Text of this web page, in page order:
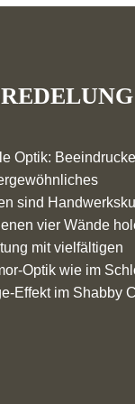
Optik:
sind
vier Wände
mit vielfältigen
Optik wie im
Effekt im Shabby